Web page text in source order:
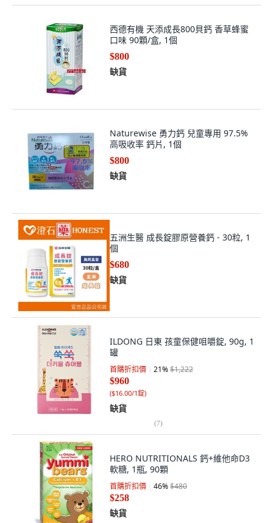
西德有機 天添成長800貝鈣 香草蜂蜜
口味 90顆/盒, 1個
$800
缺貨
Naturewise 勇力鈣 兒童專用 97.5%
高吸收率 鈣片, 1個
$800
缺貨
五洲生醫 成長錠膠原營養鈣 - 30粒, 1
個
$680
缺貨
ILDONG 日東 孩童保健咀嚼錠, 90g, 1
罐
首購折扣價 21%$1,222
$960
($16.00/1錠)
缺貨
(7)
HERO NUTRITIONALS 鈣+維他命D3
軟糖, 1瓶, 90顆
首購折扣價 46%$480
$258
缺貨